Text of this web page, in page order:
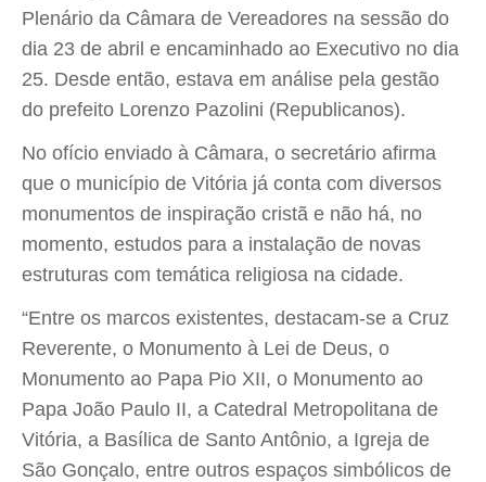
Plenário da Câmara de Vereadores na sessão do
dia 23 de abril e encaminhado ao Executivo no dia
25. Desde então, estava em análise pela gestão
do prefeito Lorenzo Pazolini (Republicanos).
No ofício enviado à Câmara, o secretário afirma
que o município de Vitória já conta com diversos
monumentos de inspiração cristã e não há, no
momento, estudos para a instalação de novas
estruturas com temática religiosa na cidade.
“Entre os marcos existentes, destacam-se a Cruz
Reverente, o Monumento à Lei de Deus, o
Monumento ao Papa Pio XII, o Monumento ao
Papa João Paulo II, a Catedral Metropolitana de
Vitória, a Basílica de Santo Antônio, a Igreja de
São Gonçalo, entre outros espaços simbólicos de